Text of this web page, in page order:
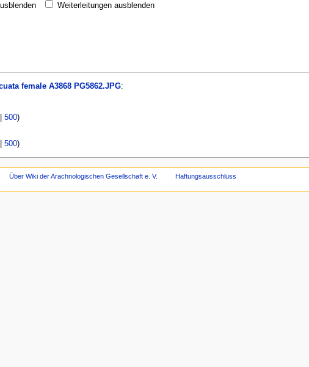
Weiterleitungen ausblenden
female A3868 PG5862.JPG:
500)
500)
Über Wiki der Arachnologischen Gesellschaft e. V. Haftungsausschluss